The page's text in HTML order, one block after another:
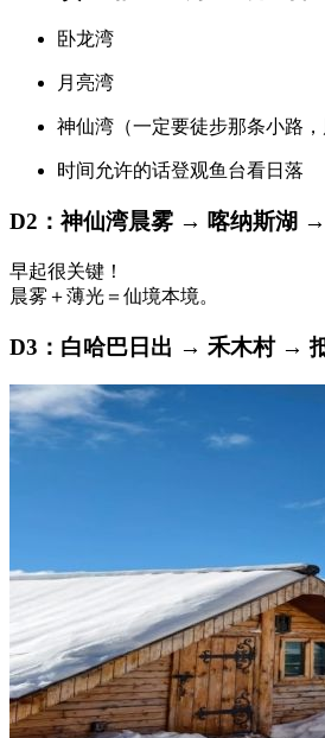
卧龙湾
月亮湾
神仙湾（一定要徒步那条小路，
时间允许的话登观鱼台看日落
D2：神仙湾晨雾 → 喀纳斯湖
早起很关键！
晨雾＋薄光＝仙境本境。
D3：白哈巴日出 → 禾木村 →